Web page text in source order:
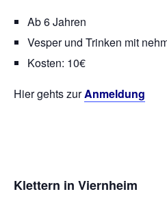
Ab 6 Jahren
Vesper und Trinken mit
Kosten: 10€
Hier gehts zurAnmeldung
Klettern in Viernheim